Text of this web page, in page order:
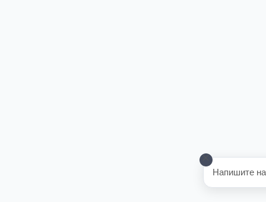
Напишите